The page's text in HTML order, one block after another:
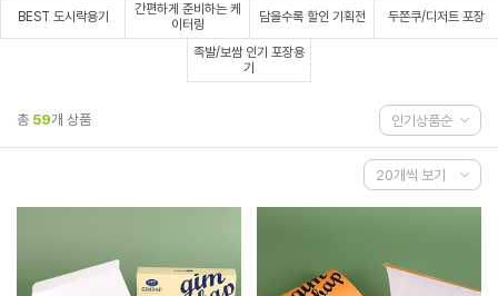
BEST 도시락용기
간편하게 준비하는 케
이터링
담을수록 할인 기획전 두쫀쿠/디저트 포장
족발/보쌈 인기 포장용
기
총 59개 상품